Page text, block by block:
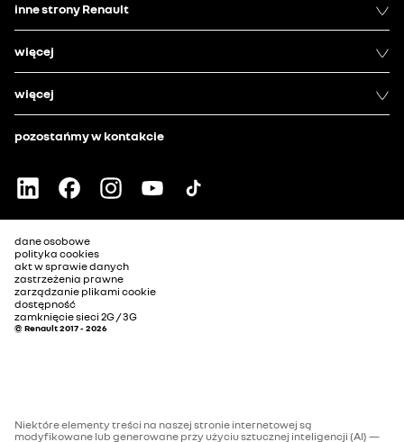
inne strony Renault
więcej
więcej
pozostańmy w kontakcie
dane osobowe
polityka cookies
akt w sprawie danych
zastrzeżenia prawne
zarządzanie plikami cookie
dostępność
zamknięcie sieci 2G / 3G
© Renault 2017 - 2026
Niektóre elementy treści na naszej stronie internetowej są
modyfikowane lub generowane przy użyciu sztucznej inteligencji (AI) —